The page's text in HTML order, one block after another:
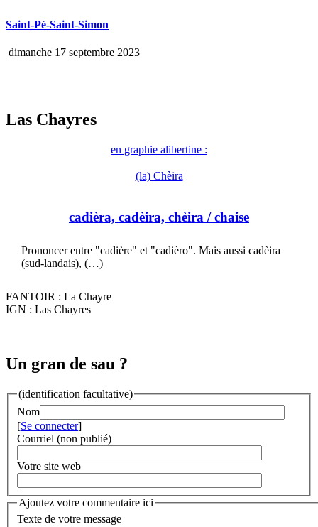
Saint-Pé-Saint-Simon
dimanche 17 septembre 2023
Las Chayres
en graphie alibertine :
(la) Chèira
cadièra, cadèira, chèira / chaise
Prononcer entre "cadière" et "cadièro". Mais aussi cadèira
(sud-landais), (…)
FANTOIR : La Chayre
IGN : Las Chayres
Un gran de sau ?
(identification facultative)
Nom
[Se connecter]
Courriel (non publié)
Votre site web
Ajoutez votre commentaire ici
Texte de votre message